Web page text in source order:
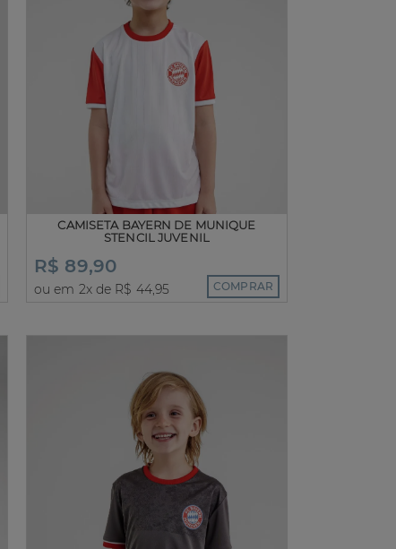
CAMISETA BAYERN DE MUNIQUE
STENCIL JUVENIL
R$ 89,90
ou em 2x de R$ 44,95 COMPRAR